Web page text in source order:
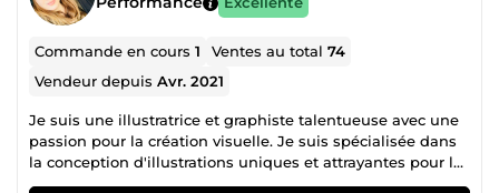
Commande en cours1 Ventes au total74
Vendeur depuisAvr. 2021
Je suis une illustratrice et graphiste talentueuse avec une
passion pour la création visuelle. Je suis spécialisée dans
la conception d'illustrations uniques et attrayantes pour les
livres, les magazines, les sites web et les produits etc... Je